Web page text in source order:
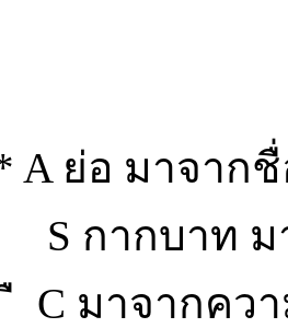
A ย่อ มาจากชื่
าท มาจา
กความหม